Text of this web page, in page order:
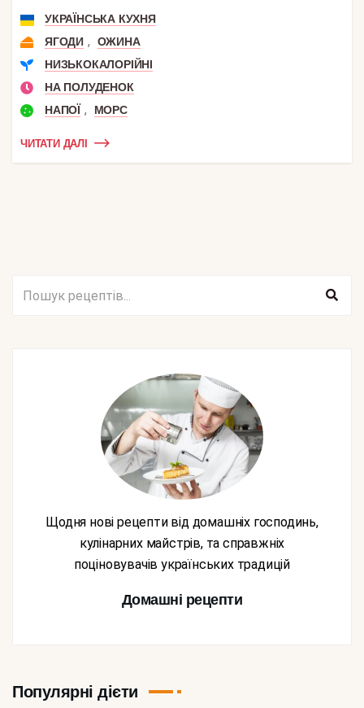
УКРАЇНСЬКА КУХНЯ
ЯГОДИ ,
ОЖИНА
НИЗЬКОКАЛОРІЙНІ
НА ПОЛУДЕНОК
НАПОЇ , МОРС
ЧИТАТИ ДАЛІ
Щодня нові рецепти від домашніх господинь,
кулінарних майстрів, та справжніх
поціновувачів українських традицій
Домашні рецепти
Популярні дієти